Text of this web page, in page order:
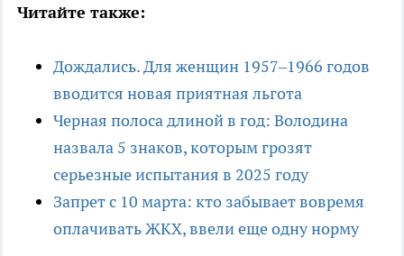
Читайте также:
Дождались. Для женщин 1957–1966 годов
вводится новая приятная льгота
Черная полоса длиной в год: Володина
назвала 5 знаков, которым грозят
серьезные испытания в 2025 году
Запрет с 10 марта: кто забывает вовремя
оплачивать ЖКХ, ввели еще одну норму